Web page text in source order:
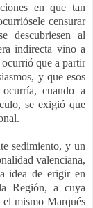
en que tan
censurar
descubriesen al
indirecta vino a
ocurrió que a partir
y que esos
cuando a
se exigió que
sedimiento, y un
valenciana,
idea de erigir en
Región, a cuya
mismo Marqués